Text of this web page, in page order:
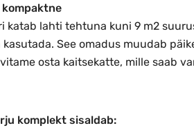
katab lahti tehtuna kuni 9 m2
kasutada. See omadus muudab
osta kaitsekatte, mille saab
komplekt sisaldab: